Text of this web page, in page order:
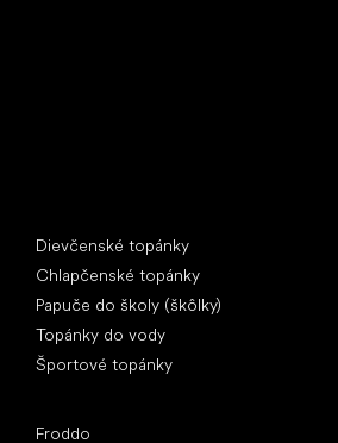
Dievčenské topánky
Chlapčenské topánky
Papuče do školy (škôlky)
Topánky do vody
Športové topánky
Froddo